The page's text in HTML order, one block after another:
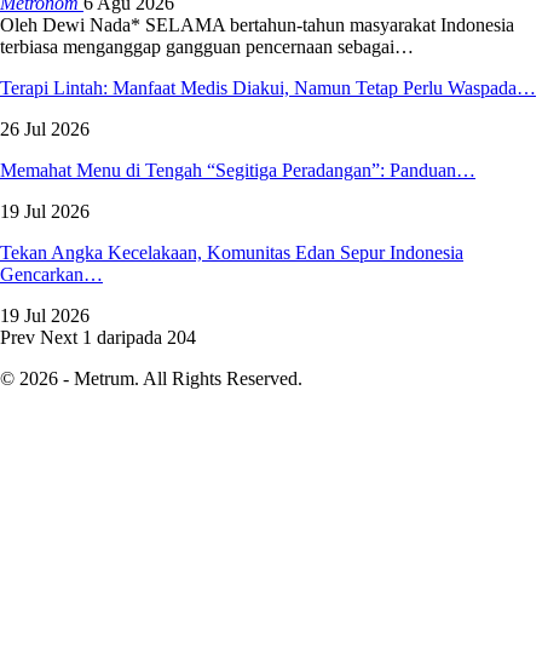
Oleh Dewi Nada* SELAMA bertahun-tahun masyarakat Indonesia
terbiasa menganggap gangguan pencernaan sebagai…
Terapi Lintah: Manfaat Medis Diakui, Namun Tetap Perlu Waspada…
26 Jul 2026
Memahat Menu di Tengah “Segitiga Peradangan”: Panduan…
19 Jul 2026
Tekan Angka Kecelakaan, Komunitas Edan Sepur Indonesia
Gencarkan…
19 Jul 2026
Prev Next 1 daripada 204
© 2026 - Metrum. All Rights Reserved.